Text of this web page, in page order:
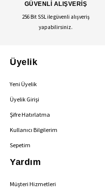
GÜVENLİ ALIŞVERİŞ
256 Bit SSL ile güvenli alışveriş
yapabilirsiniz.
Üyelik
Yeni Üyelik
Üyelik Girişi
Şifre Hatırlatma
Kullanıcı Bilgilerim
Sepetim
Yardım
Müşteri Hizmetleri